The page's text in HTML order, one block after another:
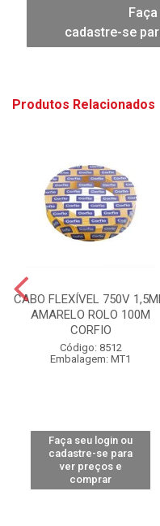
cadastre-se
Produtos Relacionados
CABO FLEXÍVEL 750V
AMARELO ROLO 100M
CORFIO
Código: 8512
Embalagem: MT1
Faça seu login ou
cadastre-se para
ver preços e
comprar